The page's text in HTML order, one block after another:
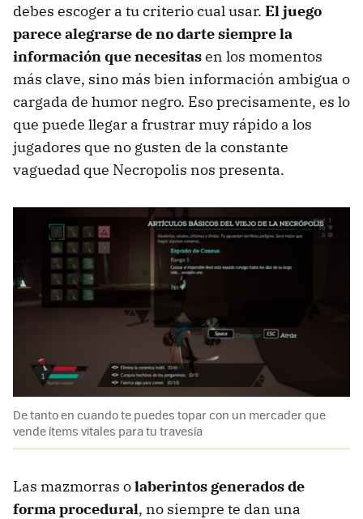
debes escoger a tu criterio cual usar. El juego
parece alegrarse de no darte siempre la
información que necesitasen los momentos
más clave, sino más bien información ambigua o
cargada de humor negro. Eso precisamente, es lo
que puede llegar a frustrar muy rápido a los
jugadores que no gusten de la constante
vaguedad que Necropolis nos presenta.
De tanto en cuando te puedes topar con un mercader que
vende ítems vitales para tu travesía
Las mazmorras olaberintos generados de
forma procedural, no siempre te dan una